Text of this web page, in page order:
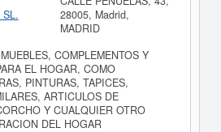
SL.
28005, Madrid,
MADRID
COMPLEMENTOS Y
EL HOGAR, COMO
PINTURAS, TAPICES,
ARTICULOS DE
Y CUALQUIER OTRO
DEL HOGAR